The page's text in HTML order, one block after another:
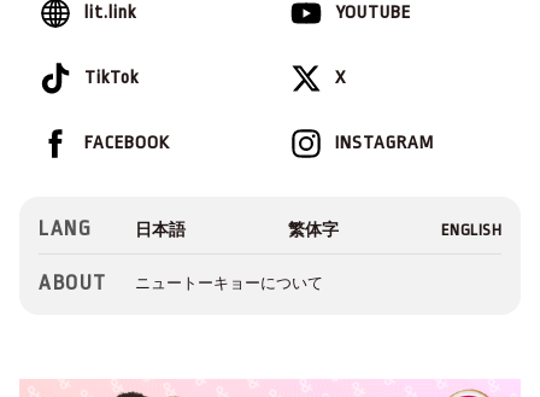
lit.link YOUTUBE
TikTok X
INSTAGRAM
FACEBOOK
LANG
ABOUT ニュートーキョーについて